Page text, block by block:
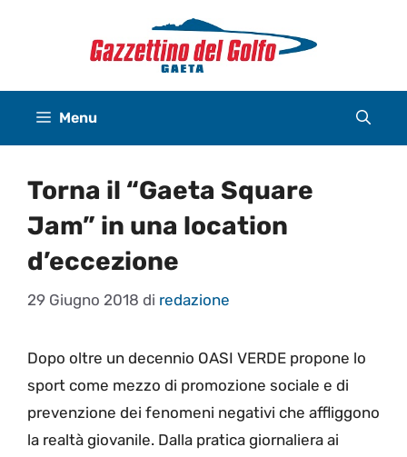
Menu
Torna il “Gaeta Square
Jam” in una location
d’eccezione
29 Giugno 2018 di redazione
Dopo oltre un decennio OASI VERDE propone lo
sport come mezzo di promozione sociale e di
prevenzione dei fenomeni negativi che affliggono
la realtà giovanile. Dalla pratica giornaliera ai